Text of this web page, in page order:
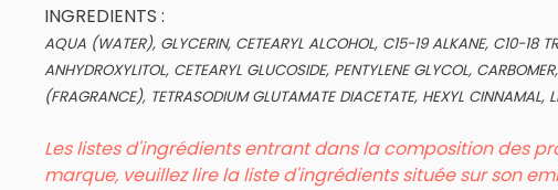
INGREDIENTS :
AQUA (WATER), GLYCERIN, CETEARYL ALCOHOL, C15-19 ALKANE, C10-18
ANHYDROXYLITOL, CETEARYL GLUCOSIDE, PENTYLENE GLYCOL,
(FRAGRANCE), TETRASODIUM GLUTAMATE DIACETATE, HEXYL CINNAMAL,
Les listes d'ingrédients entrant dans la composition des
marque, veuillez lire la liste d'ingrédients située sur son